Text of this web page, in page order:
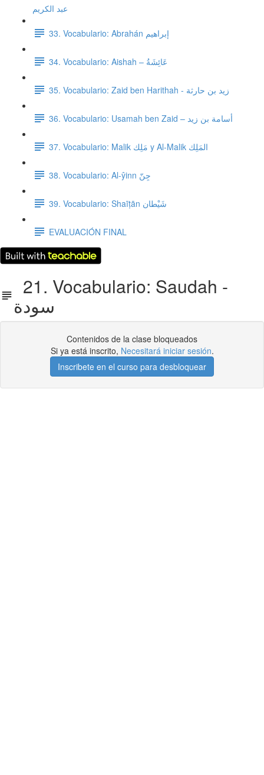
عبد الكريم
33. Vocabulario: Abrahán إبراهيم
34. Vocabulario: Aishah – عَائِشَةُ
35. Vocabulario: Zaid ben Harithah - زيد بن حارثة
36. Vocabulario: Usamah ben Zaid – أسامة بن زيد
37. Vocabulario: Malik مَلِك y Al-Malik المَلِك
38. Vocabulario: Al-ŷinn جِنّ
39. Vocabulario: Shaīṭān شَيْطان
EVALUACIÓN FINAL
21. Vocabulario: Saudah -
سودة
Contenidos de la clase bloqueados
Si ya está inscrito, Necesitará iniciar sesión.
Inscribete en el curso para desbloquear